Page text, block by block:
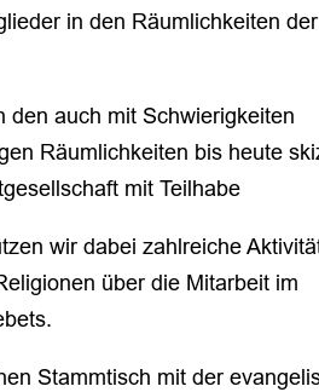
in den Räumlichkeiten der
den auch mit Schwierigkeiten
Räumlichkeiten bis heute
mit Teilhabe
wir dabei zahlreiche
über die Mitarbeit im
Stammtisch mit der